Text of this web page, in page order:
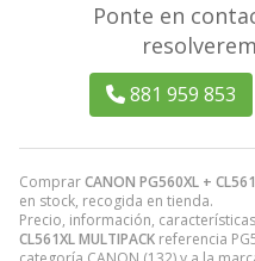
ComprarCANON PG560XL +
en stock, recogida en tienda.
Precio, información,
CL561XL MULTIPACK referencia
Ponte en
881 959 853